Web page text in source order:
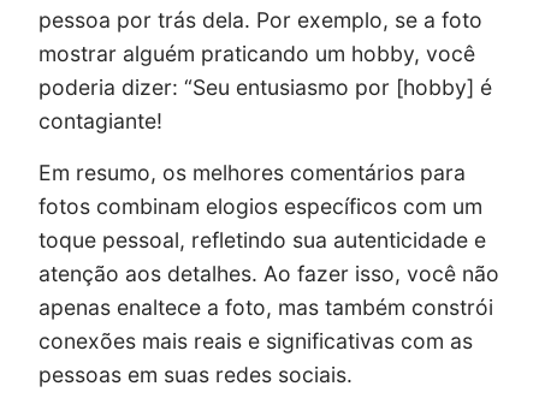
pessoa por trás dela. Por exemplo, se a foto
mostrar alguém praticando um hobby, você
poderia dizer: “Seu entusiasmo por [hobby] é
contagiante!
Em resumo, os melhores comentários para
fotos combinam elogios específicos com um
toque pessoal, refletindo sua autenticidade e
atenção aos detalhes. Ao fazer isso, você não
apenas enaltece a foto, mas também constrói
conexões mais reais e significativas com as
pessoas em suas redes sociais.